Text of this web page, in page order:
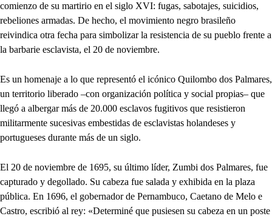
comienzo de su martirio en el siglo XVI: fugas, sabotajes, suicidios,
rebeliones armadas. De hecho, el movimiento negro brasileño
reivindica otra fecha para simbolizar la resistencia de su pueblo frente a
la barbarie esclavista, el 20 de noviembre.
Es un homenaje a lo que representó el icónico Quilombo dos Palmares,
un territorio liberado –con organización política y social propias– que
llegó a albergar más de 20.000 esclavos fugitivos que resistieron
militarmente sucesivas embestidas de esclavistas holandeses y
portugueses durante más de un siglo.
El 20 de noviembre de 1695, su último líder, Zumbi dos Palmares, fue
capturado y degollado. Su cabeza fue salada y exhibida en la plaza
pública. En 1696, el gobernador de Pernambuco, Caetano de Melo e
Castro, escribió al rey: «Determiné que pusiesen su cabeza en un poste